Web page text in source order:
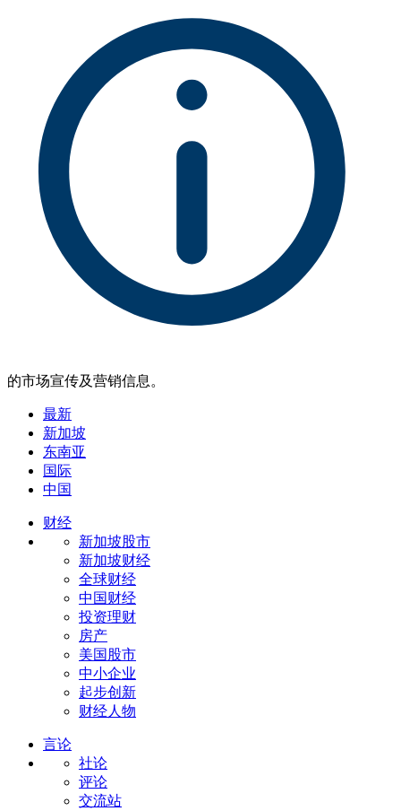
的市场宣传及营销信息。
最新
新加坡
东南亚
国际
中国
财经
新加坡股市
新加坡财经
全球财经
中国财经
投资理财
房产
美国股市
中小企业
起步创新
财经人物
言论
社论
评论
交流站